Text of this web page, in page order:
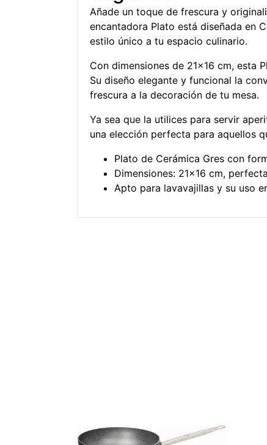
Añade un toque de frescura y
encantadora Plato está diseñada en
estilo único a tu espacio culinario.
Con dimensiones de 21×16 cm, esta
Su diseño elegante y funcional la
frescura a la decoración de tu mesa.
Ya sea que la utilices para servir
una elección perfecta para aquellos
Plato de Cerámica Gres con
Dimensiones: 21×16 cm,
Apto para lavavajillas y su uso